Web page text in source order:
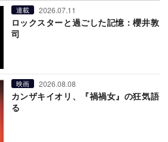
連載 2026.07.11
ロックスターと過ごした記憶：櫻井敦
司
映画 2026.08.08
カンザキイオリ、『禍禍女』の狂気語
る